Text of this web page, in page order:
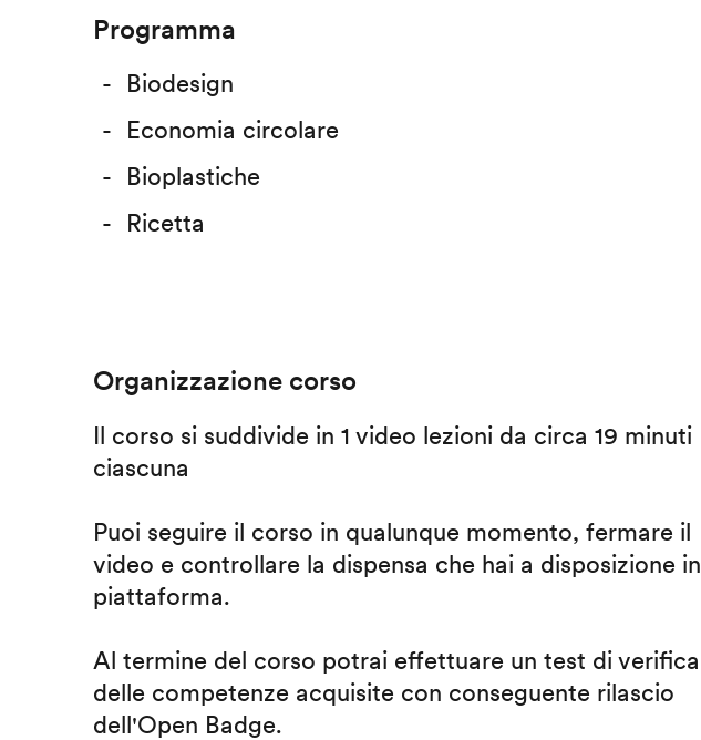
Programma
Biodesign
Economia circolare
Bioplastiche
Ricetta
Organizzazione corso
Il corso si suddivide in 1 video lezioni da circa 19 minuti
ciascuna
Puoi seguire il corso in qualunque momento, fermare il
video e controllare la dispensa che hai a disposizione in
piattaforma.
Al termine del corso potrai effettuare un test di verifica
delle competenze acquisite con conseguente rilascio
dell'Open Badge.